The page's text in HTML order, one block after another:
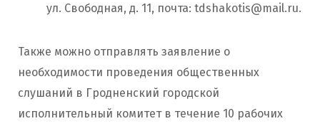
ул. Свободная, д. 11, почта: tdshakotis@mail.ru.
Также можно отправлять заявление о
необходимости проведения общественных
слушаний в Гродненский городской
исполнительный комитет в течение 10 рабочих